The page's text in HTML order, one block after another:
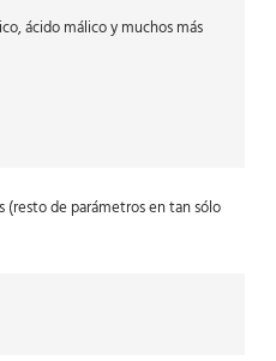
ácido málico y muchos más
(resto de parámetros en tan sólo